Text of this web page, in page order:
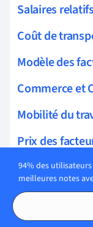
Salaires relatifs
Coût de
Modèle des
Commerce et
Mobilité du
Prix des
Changement
des
Égalisation
94% des
meilleures notes